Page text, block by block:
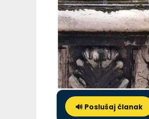
🔊 Poslušaj članak